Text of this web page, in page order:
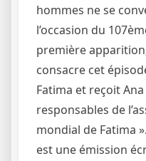
hommes ne se
l’occasion du
première apparition,
consacre cet
Fatima et reçoit Ana
responsables de
mondial de Fatima ».
est une émission